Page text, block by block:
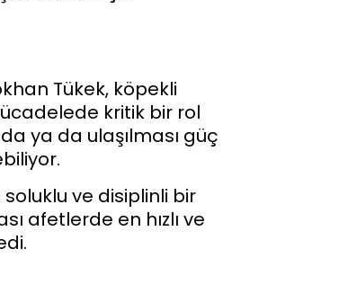
Tükek, köpekli
kritik bir rol
ya da ulaşılması güç
ve disiplinli bir
afetlerde en hızlı ve